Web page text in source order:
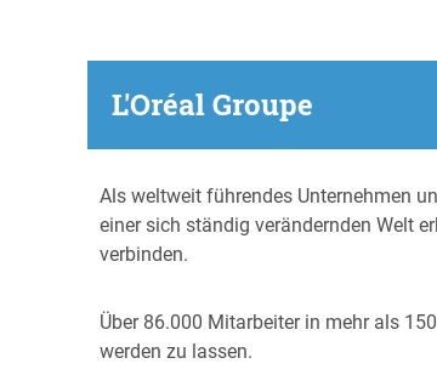
L'Oréal Groupe
Als weltweit führendes Unternehmen
einer sich ständig verändernden Welt
verbinden.
Über 86.000 Mitarbeiter in mehr als
werden zu lassen.